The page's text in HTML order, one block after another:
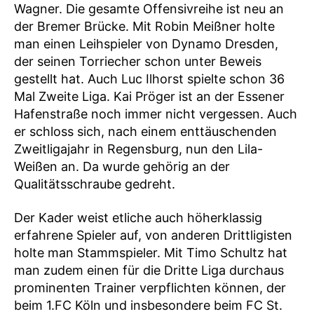
Wagner. Die gesamte Offensivreihe ist neu an
der Bremer Brücke. Mit Robin Meißner holte
man einen Leihspieler von Dynamo Dresden,
der seinen Torriecher schon unter Beweis
gestellt hat. Auch Luc Ilhorst spielte schon 36
Mal Zweite Liga. Kai Pröger ist an der Essener
Hafenstraße noch immer nicht vergessen. Auch
er schloss sich, nach einem enttäuschenden
Zweitligajahr in Regensburg, nun den Lila-
Weißen an. Da wurde gehörig an der
Qualitätsschraube gedreht.
Der Kader weist etliche auch höherklassig
erfahrene Spieler auf, von anderen Drittligisten
holte man Stammspieler. Mit Timo Schultz hat
man zudem einen für die Dritte Liga durchaus
prominenten Trainer verpflichten können, der
beim 1.FC Köln und insbesondere beim FC St.